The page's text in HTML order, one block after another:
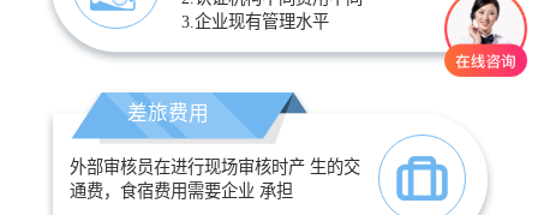
3.企业现有管理水平
差旅费用
外部审核员在进行现场审核时产 生的交
通费，食宿费用需要企业 承担